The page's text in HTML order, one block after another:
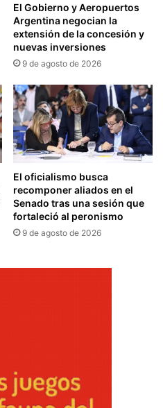
El Gobierno y Aeropuertos
Argentina negocian la
extensión de la concesión y
nuevas inversiones
9 de agosto de 2026
El oficialismo busca
recomponer aliados en el
Senado tras una sesión que
fortaleció al peronismo
9 de agosto de 2026